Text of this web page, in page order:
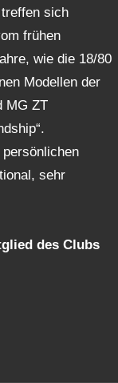
sich
frühen
wie die 18/80
Modellen der
MG ZT
sehr
des Clubs